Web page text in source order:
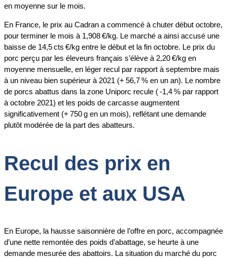
en moyenne sur le mois.
En France, le prix au Cadran a commencé à chuter début octobre,
pour terminer le mois à 1,908 €/kg. Le marché a ainsi accusé une
baisse de 14,5 cts €/kg entre le début et la fin octobre. Le prix du
porc perçu par les éleveurs français s’élève à 2,20 €/kg en
moyenne mensuelle, en léger recul par rapport à septembre mais
à un niveau bien supérieur à 2021 (+ 56,7 % en un an). Le nombre
de porcs abattus dans la zone Uniporc recule ( -1,4 % par rapport
à octobre 2021) et les poids de carcasse augmentent
significativement (+ 750 g en un mois), reflétant une demande
plutôt modérée de la part des abatteurs.
Recul des prix en
Europe et aux USA
En Europe, la hausse saisonnière de l’offre en porc, accompagnée
d’une nette remontée des poids d’abattage, se heurte à une
demande mesurée des abattoirs. La situation du marché du porc